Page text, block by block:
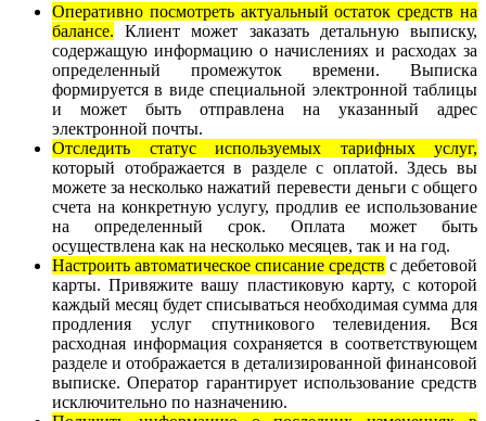
Оперативно посмотреть актуальный остаток средств на
балансе. Клиент может заказать детальную выписку,
содержащую информацию о начислениях и расходах за
определенный промежуток времени. Выписка
формируется в виде специальной электронной таблицы
и может быть отправлена на указанный адрес
электронной почты.
Отследить статус используемых тарифных услуг,
который отображается в разделе с оплатой. Здесь вы
можете за несколько нажатий перевести деньги с общего
счета на конкретную услугу, продлив ее использование
на определенный срок. Оплата может быть
осуществлена как на несколько месяцев, так и на год.
Настроить автоматическое списание средств с дебетовой
карты. Привяжите вашу пластиковую карту, с которой
каждый месяц будет списываться необходимая сумма для
продления услуг спутникового телевидения. Вся
расходная информация сохраняется в соответствующем
разделе и отображается в детализированной финансовой
выписке. Оператор гарантирует использование средств
исключительно по назначению.